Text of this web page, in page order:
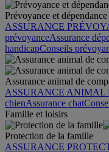
Prévoyance et dépendance
ASSURANCE
prévoyanceAssurance
handicapConseils
Assurance animal de
ASSURANCE ANIMAL
chienAssurance chat
Famille et loisirs
Protection de la famille
ASSURANCE